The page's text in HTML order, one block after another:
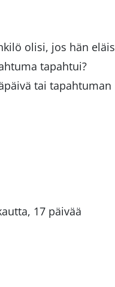
olisi, jos hän
tapahtui?
tai tapahtuman
17 päivää